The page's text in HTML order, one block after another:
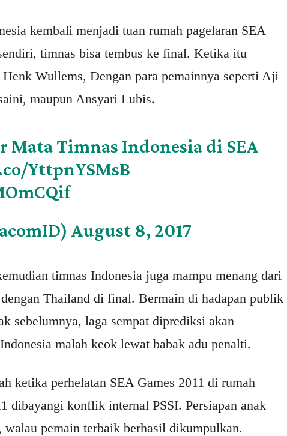
kembali menjadi tuan rumah pagelaran SEA
timnas bisa tembus ke final. Ketika itu
Wullems, Dengan para pemainnya seperti Aji
maupun Ansyari Lubis.
Timnas Indonesia di SEA
YttpnYSMsB
August 8, 2017
timnas Indonesia juga mampu menang dari
Thailand di final. Bermain di hadapan publik
sebelumnya, laga sempat diprediksi akan
malah keok lewat babak adu penalti.
ketika perhelatan SEA Games 2011 di rumah
dibayangi konflik internal PSSI. Persiapan anak
pemain terbaik berhasil dikumpulkan.